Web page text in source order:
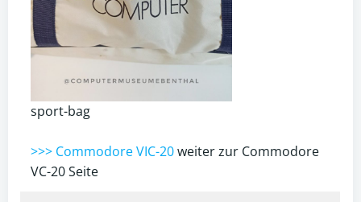
sport-bag
>>> Commodore VIC-20weiter zur Commodore
VC-20 Seite